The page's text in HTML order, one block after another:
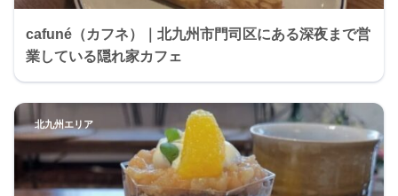
cafuné（カフネ）｜北九州市門司区にある深夜まで営
業している隠れ家カフェ
北九州エリア